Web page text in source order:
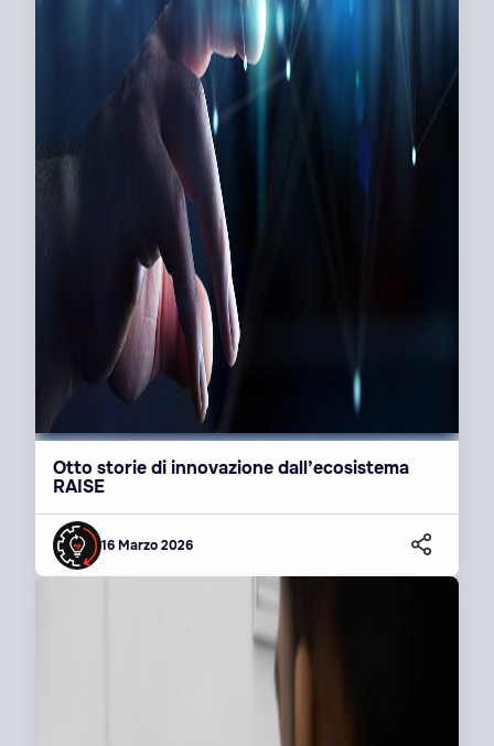
Otto storie di innovazione dall’ecosistema
RAISE
16 Marzo 2026